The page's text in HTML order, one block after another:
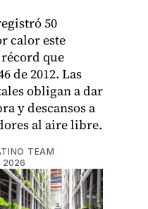
50
calor este
que
de 2012. Las
obligan a dar
y descansos a
al aire libre.
TEAM
2026